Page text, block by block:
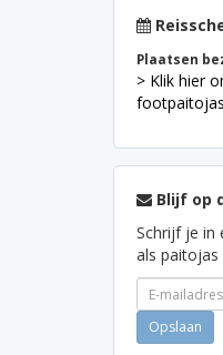
Plaatsen
> Klik hier
Blijf op
Schrijf je in
als paitojas